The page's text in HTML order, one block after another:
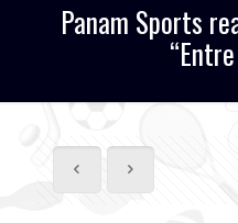
Panam Sports